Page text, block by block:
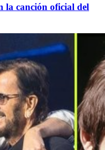
la canción oficial del